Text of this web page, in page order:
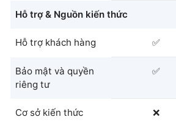
Hỗ trợ & Nguồn kiến thức
Hỗ trợ khách hàng ✅
Bảo mật và quyền
riêng tư
✅
Cơ sở kiến thức ❌